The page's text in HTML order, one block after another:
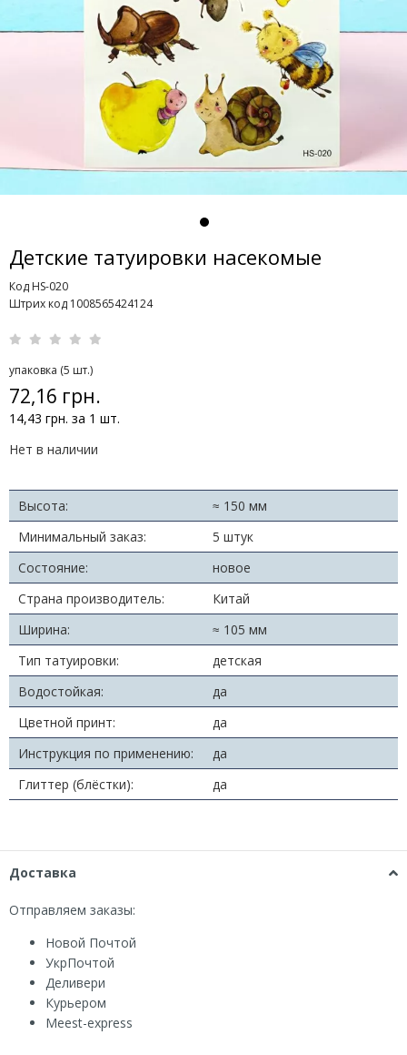
Детские татуировки насекомые
Код HS-020
Штрих код 1008565424124
упаковка (5 шт.)
72,16 грн.
14,43 грн. за 1 шт.
Нет в наличии
Высота:
≈ 150 мм
Минимальный заказ:
5 штук
Состояние:
новое
Страна производитель:
Китай
Ширина:
≈ 105 мм
Тип татуировки:
детская
Водостойкая:
да
Цветной принт:
да
Инструкция по применению:
да
Глиттер (блёстки):
да
Доставка
Отправляем заказы:
Новой Почтой
УкрПочтой
Деливери
Курьером
Мeest-express